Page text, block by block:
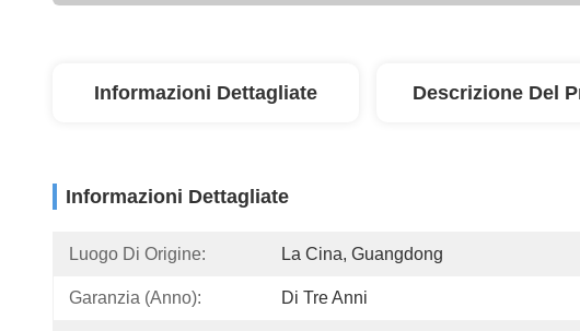
Informazioni Dettagliate Descrizione Del
Informazioni Dettagliate
Luogo Di Origine: La Cina, Guangdong
Garanzia (anno): Di Tre Anni